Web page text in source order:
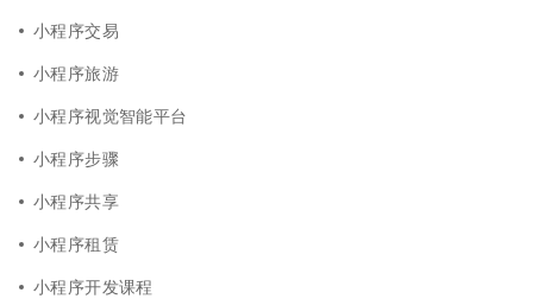
小程序交易
小程序旅游
小程序视觉智能平台
小程序步骤
小程序共享
小程序租赁
小程序开发课程